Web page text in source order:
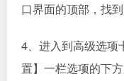
口界面的顶部，找
4、进入到高级选项
置】一栏选项的下